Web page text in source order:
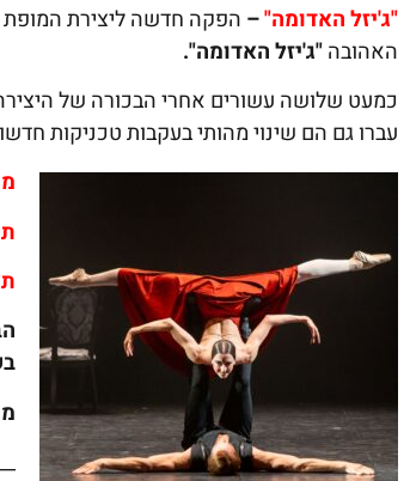
"ג'יזל האדומה"–
האהובה"ג'יזל האדומה".
כמעט שלושה עשורים אחרי הבכורה של
עברו גם הם שינוי מהותי בעקבות טכניקות